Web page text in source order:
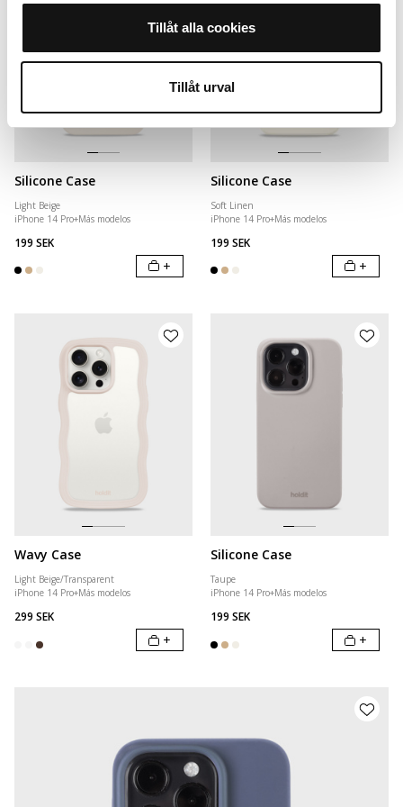
Tillåt alla cookies
Tillåt urval
Silicone Case
Light Beige
iPhone 14 Pro+Más modelos
199 SEK
+
Silicone Case
Soft Linen
iPhone 14 Pro+Más modelos
199 SEK
+
Wavy Case
Light Beige/Transparent
iPhone 14 Pro+Más modelos
299 SEK
+
Silicone Case
Taupe
iPhone 14 Pro+Más modelos
199 SEK
+